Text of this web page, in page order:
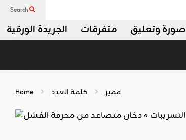
Search
الجريدة الورقية متفرقات صورة وتعليق
Home مميز كلمة العدد